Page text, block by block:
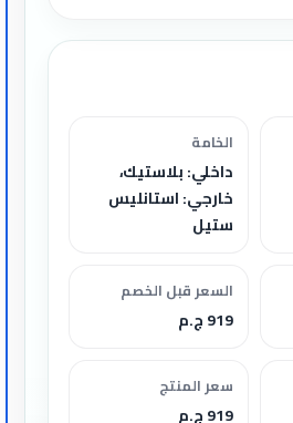
الخامة
داخلي: بلاستيك،
خارجي: استانليس
ستيل
السعر قبل الخصم
919 ج.م
سعر المنتج
919 ج.م